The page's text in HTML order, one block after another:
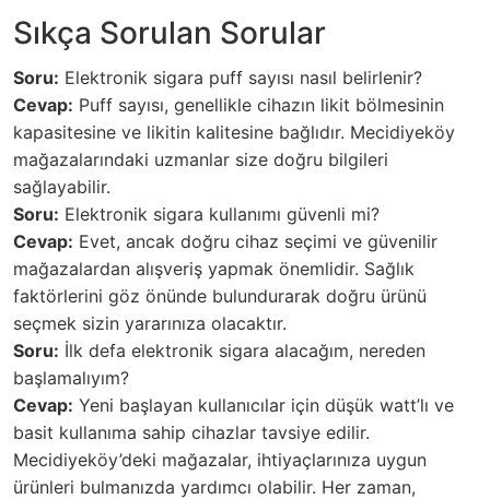
Sıkça Sorulan Sorular
Soru: Elektronik sigara puff sayısı nasıl belirlenir?
Cevap: Puff sayısı, genellikle cihazın likit bölmesinin
kapasitesine ve likitin kalitesine bağlıdır. Mecidiyeköy
mağazalarındaki uzmanlar size doğru bilgileri
sağlayabilir.
Soru: Elektronik sigara kullanımı güvenli mi?
Cevap: Evet, ancak doğru cihaz seçimi ve güvenilir
mağazalardan alışveriş yapmak önemlidir. Sağlık
faktörlerini göz önünde bulundurarak doğru ürünü
seçmek sizin yararınıza olacaktır.
Soru: İlk defa elektronik sigara alacağım, nereden
başlamalıyım?
Cevap: Yeni başlayan kullanıcılar için düşük watt’lı ve
basit kullanıma sahip cihazlar tavsiye edilir.
Mecidiyeköy’deki mağazalar, ihtiyaçlarınıza uygun
ürünleri bulmanızda yardımcı olabilir. Her zaman,